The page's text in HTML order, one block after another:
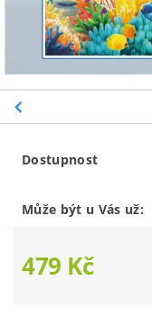
Dostupnost
Může být u Vás už:
479 Kč